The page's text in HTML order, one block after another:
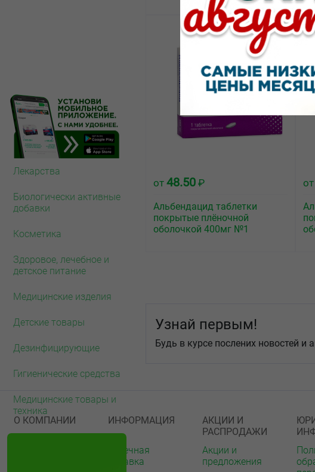
Лекарства
Биологически активные
добавки
Косметика
Здоровое, лечебное и
детское питание
Медицинские изделия
Детские товары
Дезинфицирующие
Гигиенические средства
Медицинские товары и
техника
от 48.50 ₽
Альбендацид таблетки
покрытые плёночной
оболочкой 400мг №1
от
Узнай первым!
Будь в курсе послених новостей и
О КОМПАНИИ ИНФОРМАЦИЯ
Аптечная
справка
АКЦИИ И
РАСПРОДАЖИ
Акции и
предложения